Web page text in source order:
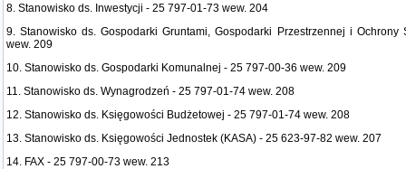
8. Stanowisko ds. Inwestycji - 25 797-01-73 wew. 204
9. Stanowisko ds. Gospodarki Gruntami, Gospodarki Przestrzennej i
wew. 209
10. Stanowisko ds. Gospodarki Komunalnej - 25 797-00-36 wew. 209
11. Stanowisko ds. Wynagrodzeń - 25 797-01-74 wew. 208
12. Stanowisko ds. Księgowości Budżetowej - 25 797-01-74 wew. 208
13. Stanowisko ds. Księgowości Jednostek (KASA) - 25 623-97-82 wew. 207
14. FAX - 25 797-00-73 wew. 213